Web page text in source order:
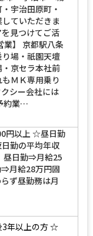
し 具体的な仕
市・宇治市・城
宇治田原町・
ていただきま
見つけてご活
】 京都駅八条
場・祇園天壇
京セラ本社前
ＭＫ専用乗り
約業…
円以上 ☆昼日勤
勤の平均年収
昼日勤⇒月給25
月給28万円固